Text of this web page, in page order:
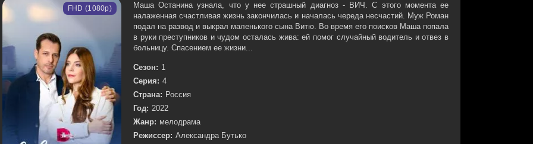
FHD (1080p)
Маша Останина узнала, что у нее страшный диагноз - ВИЧ. С этого момента ее
налаженная счастливая жизнь закончилась и началась череда несчастий. Муж Роман
подал на развод и выкрал маленького сына Витю. Во время его поисков Маша попала
в руки преступников и чудом осталась жива: ей помог случайный водитель и отвез в
больницу. Спасением ее жизни...
Сезон: 1
Серия: 4
Страна: Россия
Год: 2022
Жанр: мелодрама
Режиссер: Александра Бутько